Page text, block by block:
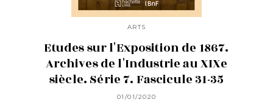
ARTS
Etudes sur l'Exposition de 1867.
Archives de l'Industrie au XIXe
siècle. Série 7. Fascicule 31-35
01/01/2020